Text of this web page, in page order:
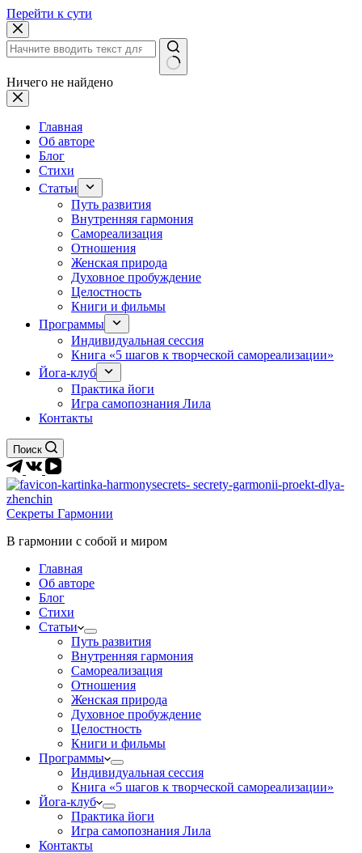
Перейти к сути
Ничего не найдено
Главная
Об авторе
Блог
Стихи
Статьи
Путь развития
Внутренняя гармония
Самореализация
Отношения
Женская природа
Духовное пробуждение
Целостность
Книги и фильмы
Программы
Индивидуальная сессия
Книга «5 шагов к творческой самореализации»
Йога-клуб
Практика йоги
Игра самопознания Лила
Контакты
Поиск
Секреты Гармонии
В гармонии c собой и миром
Главная
Об авторе
Блог
Стихи
Статьи
Путь развития
Внутренняя гармония
Самореализация
Отношения
Женская природа
Духовное пробуждение
Целостность
Книги и фильмы
Программы
Индивидуальная сессия
Книга «5 шагов к творческой самореализации»
Йога-клуб
Практика йоги
Игра самопознания Лила
Контакты